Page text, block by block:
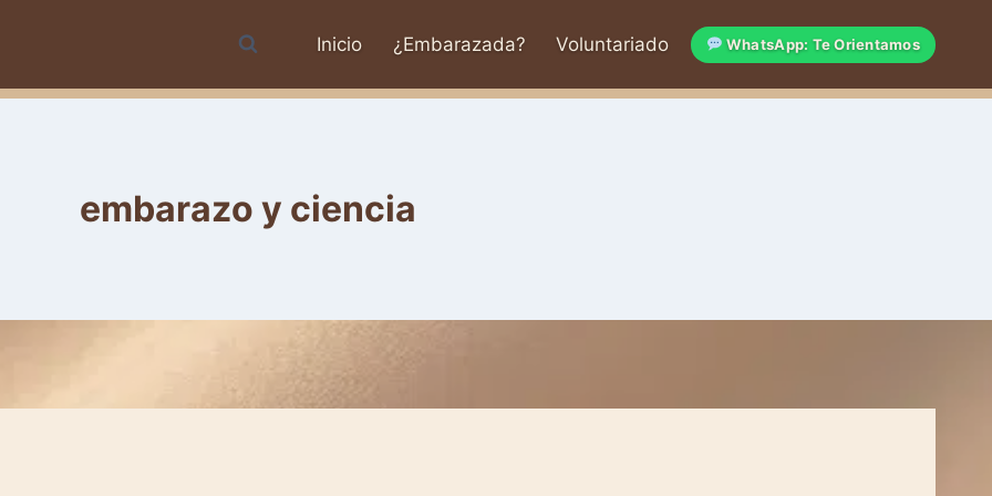
Inicio ¿Embarazada? Voluntariado WhatsApp: Te Orientamos
embarazo y ciencia